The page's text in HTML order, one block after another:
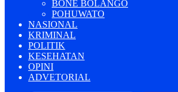
BONE BOLANGO
POHUWATO
NASIONAL
KRIMINAL
POLITIK
KESEHATAN
OPINI
ADVETORIAL